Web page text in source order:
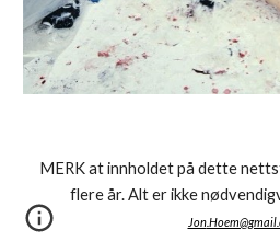
MERK at innholdet på dette
flere år. Alt er ikke
Jon